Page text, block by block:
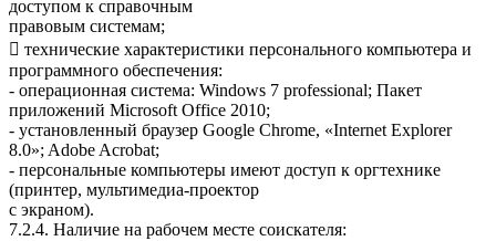
доступом к справочным
правовым системам;
 технические характеристики персонального компьютера и
программного обеспечения:
- операционная система: Windows 7 professional; Пакет
приложений Microsoft Office 2010;
- установленный браузер Google Chrome, «Internet Explorer
8.0»; Adobe Acrobat;
- персональные компьютеры имеют доступ к оргтехнике
(принтер, мультимедиа-проектор
с экраном).
7.2.4. Наличие на рабочем месте соискателя: